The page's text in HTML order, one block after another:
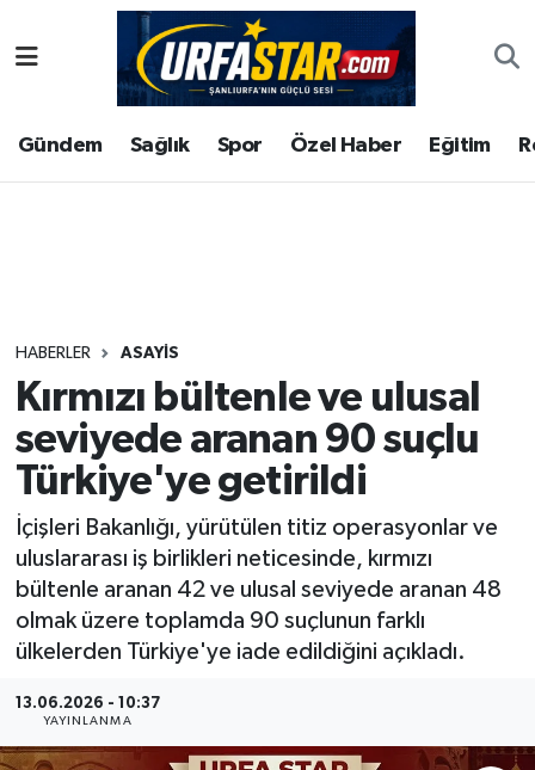
Gündem Sağlık Spor Özel Haber Eğitim
HABERLER ASAYİS
Kırmızı bültenle ve ulusal
seviyede aranan 90 suçlu
Türkiye'ye getirildi
İçişleri Bakanlığı, yürütülen titiz operasyonlar ve
uluslararası iş birlikleri neticesinde, kırmızı
bültenle aranan 42 ve ulusal seviyede aranan 48
olmak üzere toplamda 90 suçlunun farklı
ülkelerden Türkiye'ye iade edildiğini açıkladı.
13.06.2026 - 10:37
YAYINLANMA
ASAYİS
ÇEVRE
Gündem
Kültür
Magazin
Şanlıurfa Nöbetçi Eczaneler
Şanlıurfa Hava Durumu
Tüm Manşetler
Son Dakika Haberleri
Haber Arşivi